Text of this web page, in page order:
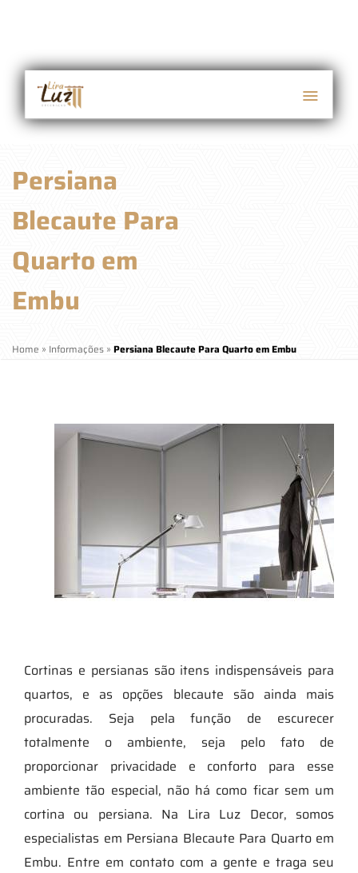
Persiana
Blecaute Para
Quarto em
Embu
Home » Informações » Persiana Blecaute Para Quarto em Embu
Cortinas e persianas são itens indispensáveis para
quartos, e as opções blecaute são ainda mais
procuradas. Seja pela função de escurecer
totalmente o ambiente, seja pelo fato de
proporcionar privacidade e conforto para esse
ambiente tão especial, não há como ficar sem um
cortina ou persiana. Na Lira Luz Decor, somos
especialistas em Persiana Blecaute Para Quarto em
Embu. Entre em contato com a gente e traga seu